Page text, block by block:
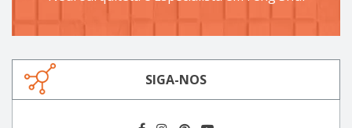
SIGA-NOS